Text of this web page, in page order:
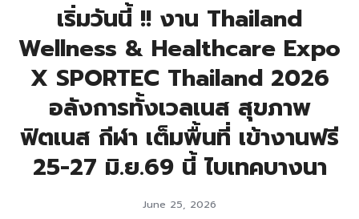
เริ่มวันนี้ !! งาน Thailand
Wellness & Healthcare Expo
X SPORTEC Thailand 2026
อลังการทั้งเวลเนส สุขภาพ
ฟิตเนส กีฬา เต็มพื้นที่ เข้างานฟรี
25-27 มิ.ย.69 นี้ ไบเทคบางนา
June 25, 2026